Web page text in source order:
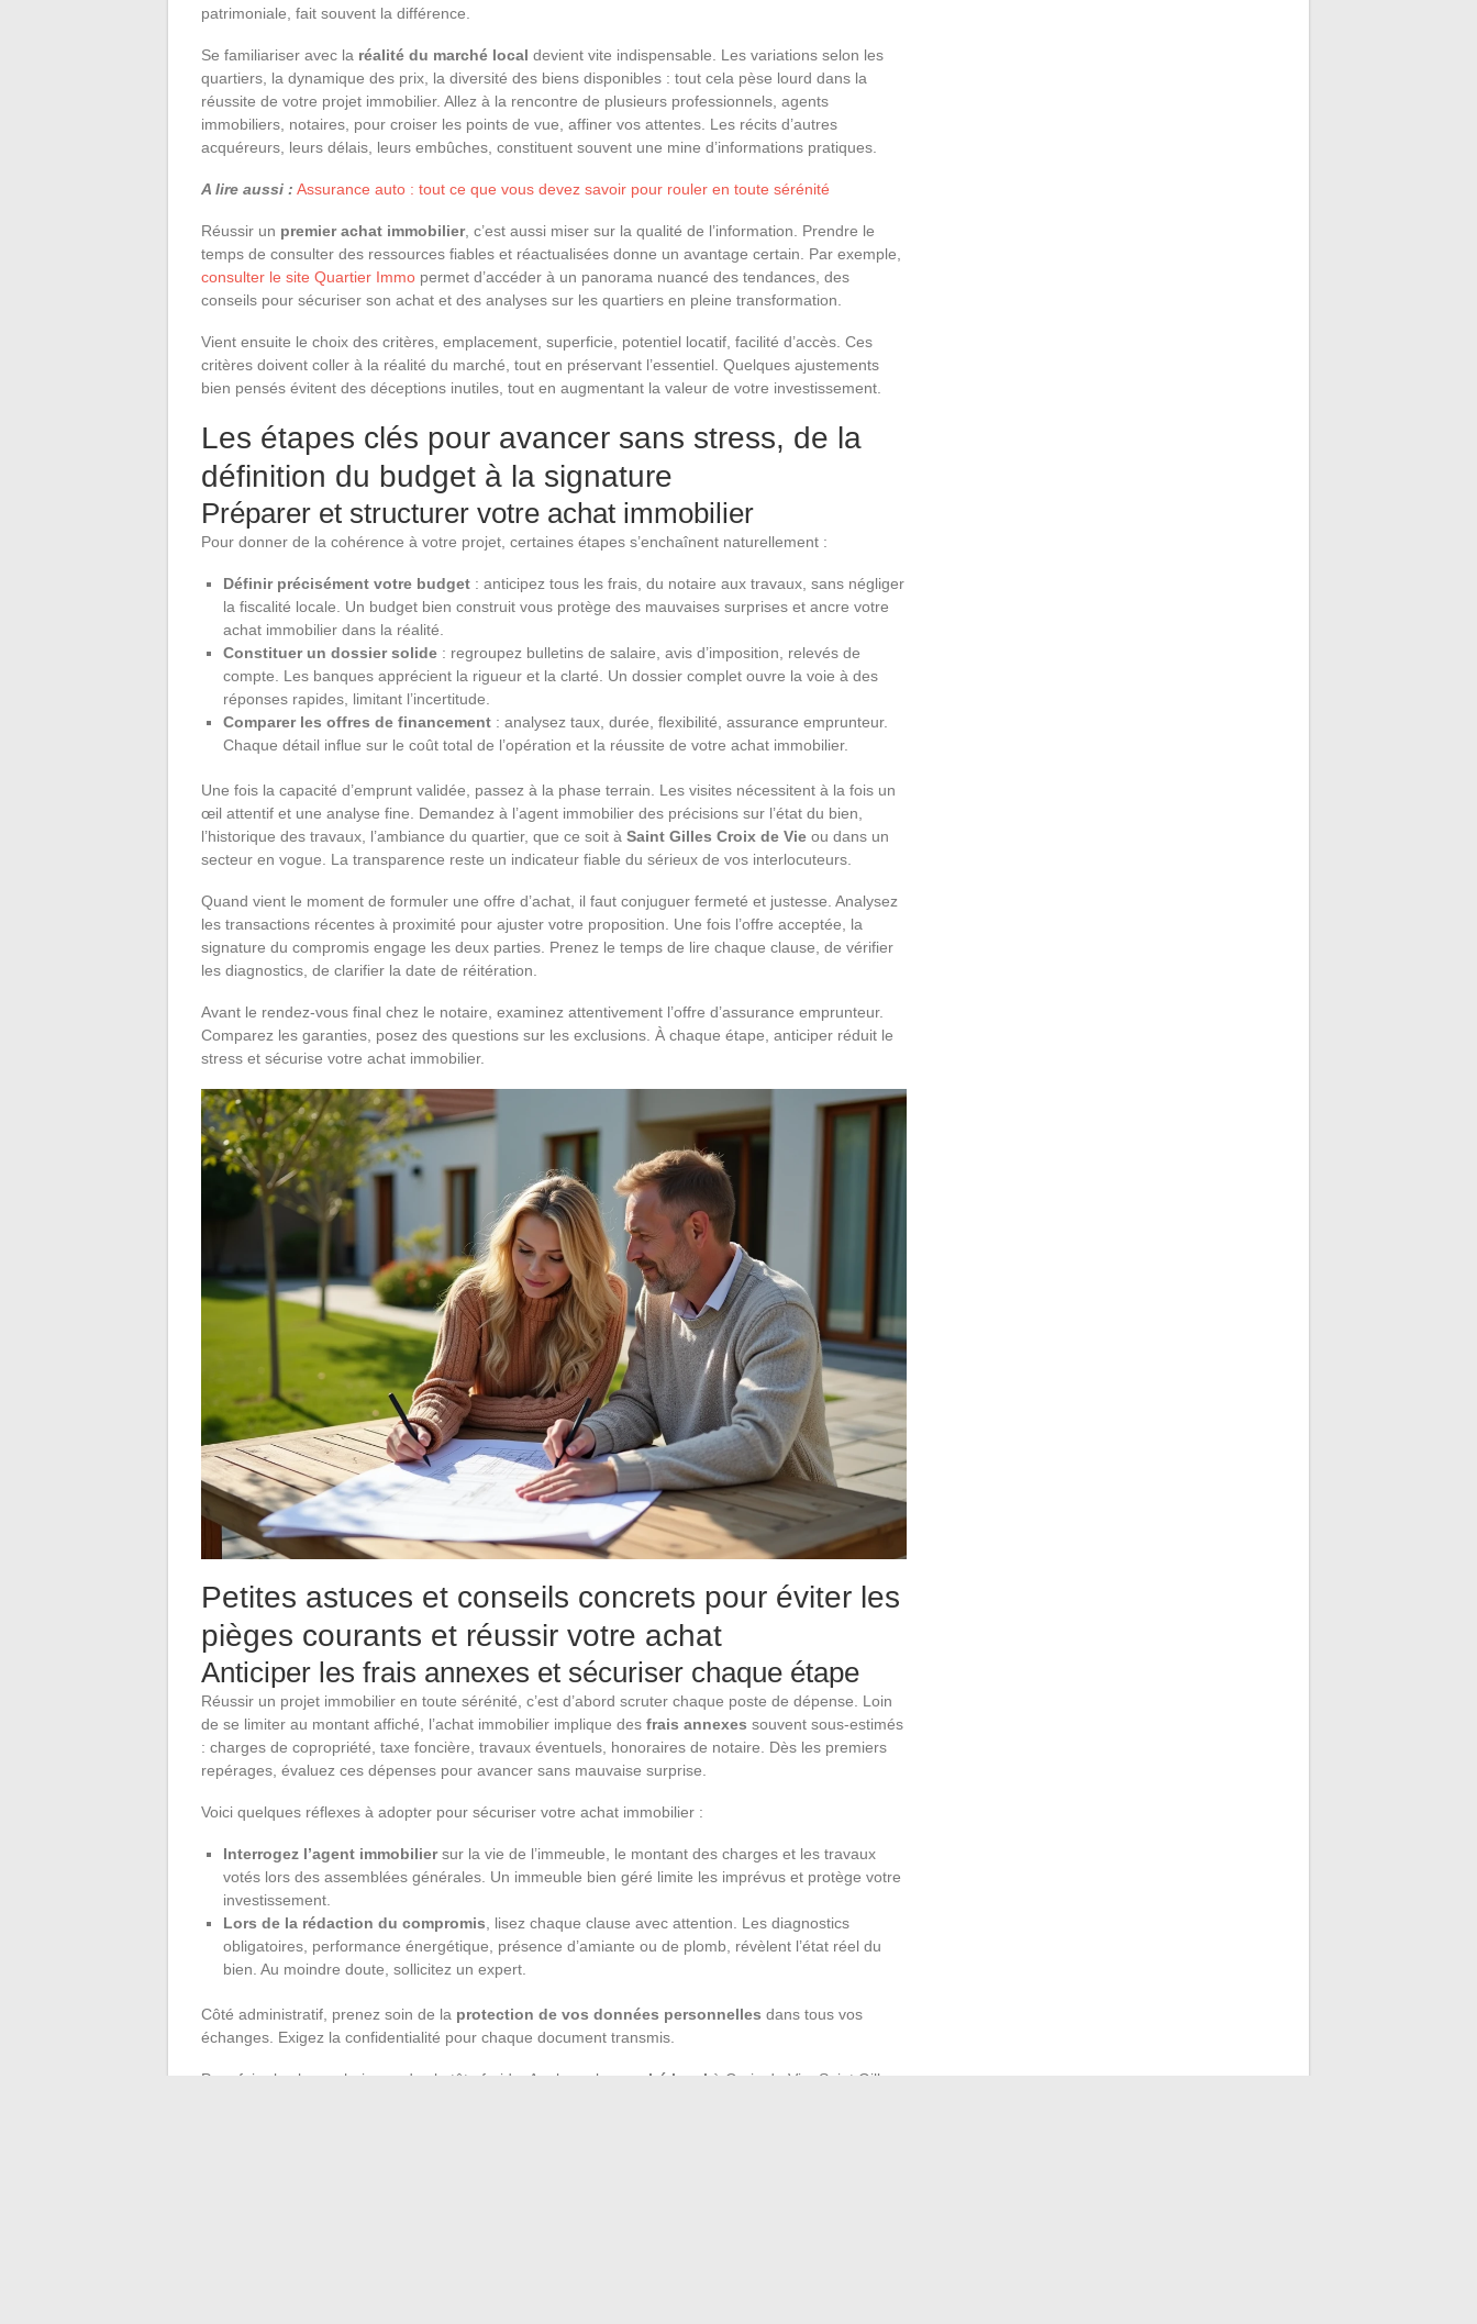
patrimoniale, fait souvent la différence.
Se familiariser avec la réalité du marché local devient vite indispensable. Les variations selon les
quartiers, la dynamique des prix, la diversité des biens disponibles : tout cela pèse lourd dans la
réussite de votre projet immobilier. Allez à la rencontre de plusieurs professionnels, agents
immobiliers, notaires, pour croiser les points de vue, affiner vos attentes. Les récits d’autres
acquéreurs, leurs délais, leurs embûches, constituent souvent une mine d’informations pratiques.
A lire aussi : Assurance auto : tout ce que vous devez savoir pour rouler en toute sérénité
Réussir un premier achat immobilier, c’est aussi miser sur la qualité de l’information. Prendre le
temps de consulter des ressources fiables et réactualisées donne un avantage certain. Par exemple,
consulter le site Quartier Immo permet d’accéder à un panorama nuancé des tendances, des
conseils pour sécuriser son achat et des analyses sur les quartiers en pleine transformation.
Vient ensuite le choix des critères, emplacement, superficie, potentiel locatif, facilité d’accès. Ces
critères doivent coller à la réalité du marché, tout en préservant l’essentiel. Quelques ajustements
bien pensés évitent des déceptions inutiles, tout en augmentant la valeur de votre investissement.
Les étapes clés pour avancer sans stress, de la
définition du budget à la signature
Préparer et structurer votre achat immobilier
Pour donner de la cohérence à votre projet, certaines étapes s’enchaînent naturellement :
Définir précisément votre budget : anticipez tous les frais, du notaire aux travaux, sans négliger
la fiscalité locale. Un budget bien construit vous protège des mauvaises surprises et ancre votre
achat immobilier dans la réalité.
Constituer un dossier solide : regroupez bulletins de salaire, avis d’imposition, relevés de
compte. Les banques apprécient la rigueur et la clarté. Un dossier complet ouvre la voie à des
réponses rapides, limitant l’incertitude.
Comparer les offres de financement : analysez taux, durée, flexibilité, assurance emprunteur.
Chaque détail influe sur le coût total de l’opération et la réussite de votre achat immobilier.
Une fois la capacité d’emprunt validée, passez à la phase terrain. Les visites nécessitent à la fois un
œil attentif et une analyse fine. Demandez à l’agent immobilier des précisions sur l’état du bien,
l’historique des travaux, l’ambiance du quartier, que ce soit à Saint Gilles Croix de Vie ou dans un
secteur en vogue. La transparence reste un indicateur fiable du sérieux de vos interlocuteurs.
Quand vient le moment de formuler une offre d’achat, il faut conjuguer fermeté et justesse. Analysez
les transactions récentes à proximité pour ajuster votre proposition. Une fois l’offre acceptée, la
signature du compromis engage les deux parties. Prenez le temps de lire chaque clause, de vérifier
les diagnostics, de clarifier la date de réitération.
Avant le rendez-vous final chez le notaire, examinez attentivement l’offre d’assurance emprunteur.
Comparez les garanties, posez des questions sur les exclusions. À chaque étape, anticiper réduit le
stress et sécurise votre achat immobilier.
Petites astuces et conseils concrets pour éviter les
pièges courants et réussir votre achat
Anticiper les frais annexes et sécuriser chaque étape
Réussir un projet immobilier en toute sérénité, c’est d’abord scruter chaque poste de dépense. Loin
de se limiter au montant affiché, l’achat immobilier implique des frais annexes souvent sous-estimés
: charges de copropriété, taxe foncière, travaux éventuels, honoraires de notaire. Dès les premiers
repérages, évaluez ces dépenses pour avancer sans mauvaise surprise.
Voici quelques réflexes à adopter pour sécuriser votre achat immobilier :
Interrogez l’agent immobiliersur la vie de l’immeuble, le montant des charges et les travaux
votés lors des assemblées générales. Un immeuble bien géré limite les imprévus et protège votre
investissement.
Lors de la rédaction du compromis , lisez chaque clause avec attention. Les diagnostics
obligatoires, performance énergétique, présence d’amiante ou de plomb, révèlent l’état réel du
bien. Au moindre doute, sollicitez un expert.
Côté administratif, prenez soin de la protection de vos données personnelles dans tous vos
échanges. Exigez la confidentialité pour chaque document transmis.
Pour faire les bons choix, gardez la tête froide. Analysez le marché local à Croix de Vie, Saint Gilles